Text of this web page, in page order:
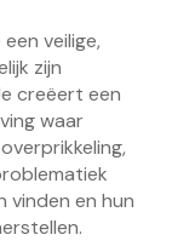
veilige,
zijn
creëert een
waar
vinden en hun